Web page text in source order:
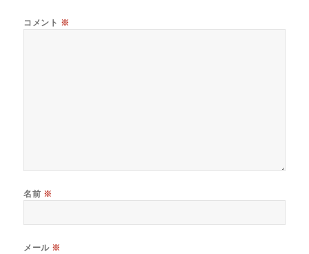
コメント ※
名前 ※
メール ※